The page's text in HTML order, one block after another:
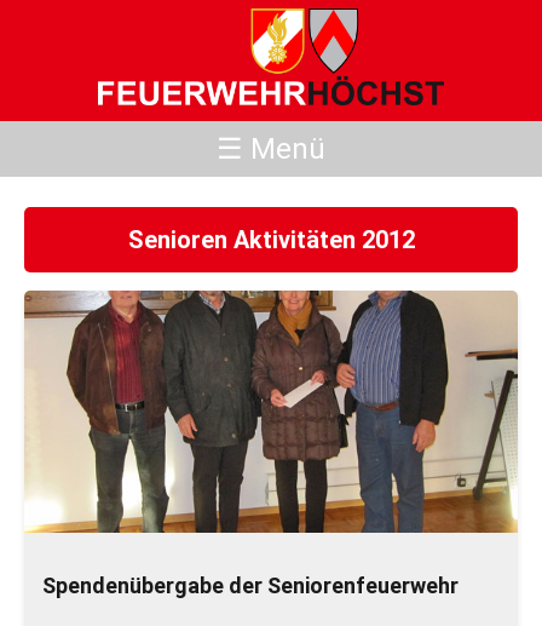
☰ Menü
Senioren Aktivitäten 2012
Spendenübergabe der Seniorenfeuerwehr